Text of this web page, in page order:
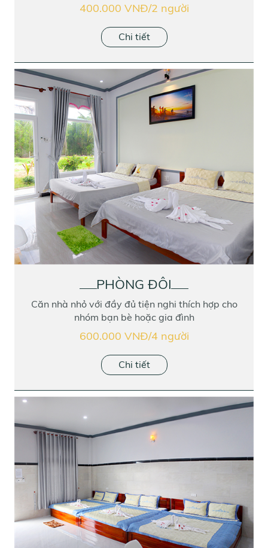
400.000 VNĐ/2 người
Chi tiết
PHÒNG ĐÔI
Căn nhà nhỏ với đầy đủ tiện nghi thích hợp cho
nhóm bạn bè hoặc gia đình
600.000 VNĐ/4 người
Chi tiết